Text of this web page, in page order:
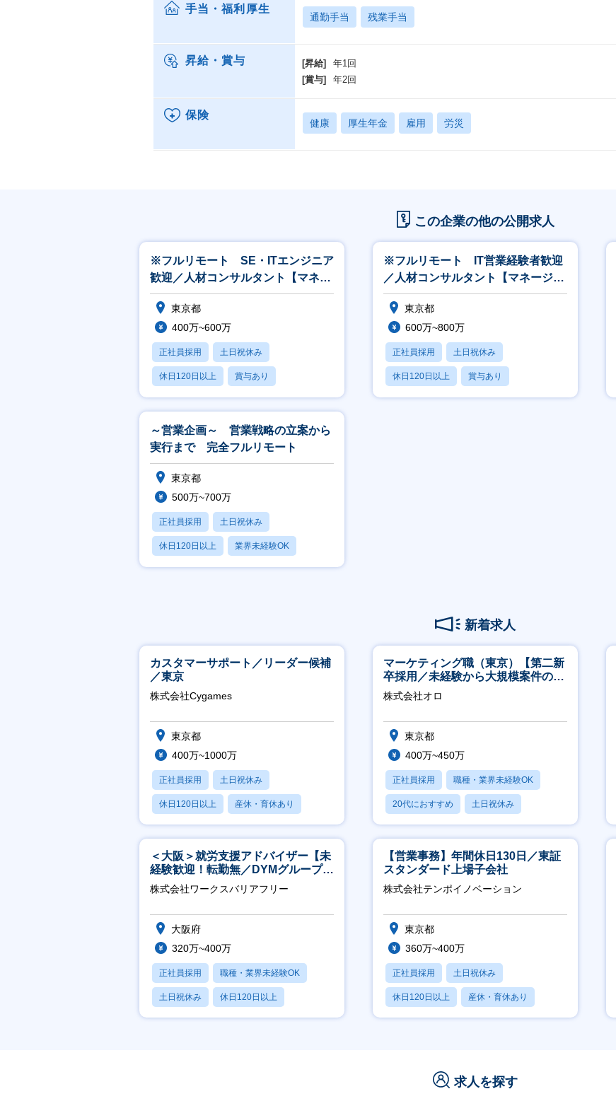
手当・福利厚生
通勤手当 残業手当
昇給・賞与 [昇給]
年1回
[賞与]
年2回
保険
健康 厚生年金 雇用 労災
この企業の他の公開求人
※フルリモート SE・ITエンジニア
歓迎／人材コンサルタント【マネー
ジャー候補／両面型／残業少】
東京都
400万~600万
正社員採用 土日祝休み
休日120日以上 賞与あり
※フルリモート IT営業経験者歓迎
／人材コンサルタント【マネージャ
ー候補／両面型／残業少】
東京都
600万~800万
正社員採用 土日祝休み
休日120日以上 賞与あり
～営業企画～ 営業戦略の立案から
実行まで 完全フルリモート
東京都
500万~700万
正社員採用 土日祝休み
休日120日以上 業界未経験OK
産休・育休あり
新着求人
カスタマーサポート／リーダー候補
／東京
株式会社Cygames
東京都
400万~1000万
正社員採用 土日祝休み
休日120日以上 産休・育休あり
月残業20時間以内
マーケティング職（東京）【第二新
卒採用／未経験から大規模案件のマ
ーケティングが経験できる／研修充
実】
株式会社オロ
東京都
400万~450万
正社員採用 職種・業界未経験OK
20代におすすめ 土日祝休み
休日120日以上
＜大阪＞就労支援アドバイザー【未
経験歓迎！転勤無／DYMグループ／
ホスピタリティ高い方歓迎／土日
祝】
株式会社ワークスバリアフリー
大阪府
320万~400万
正社員採用 職種・業界未経験OK
土日祝休み 休日120日以上
産休・育休あり
【営業事務】年間休日130日／東証
スタンダード上場子会社
株式会社テンポイノベーション
東京都
360万~400万
正社員採用 土日祝休み
休日120日以上 産休・育休あり
賞与あり
求人を探す